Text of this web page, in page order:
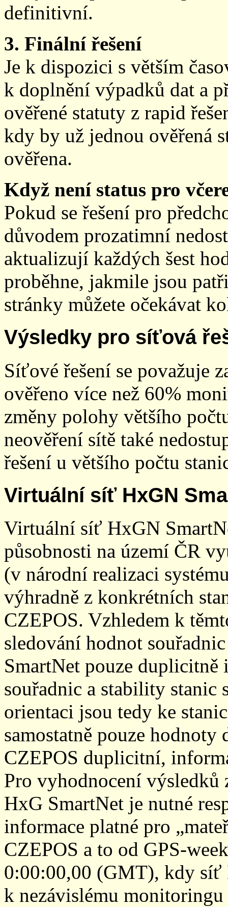
definitivní.
3. Finální řešení
Je k dispozici s větším
k doplnění výpadků dat a
ověřené statuty z rapid
kdy by už jednou ověřená
ověřena.
Když není status pro
Pokud se řešení pro
důvodem prozatimní
aktualizují každých šest
proběhne, jakmile jsou
stránky můžete očekávat
Výsledky pro síťová
Síťové řešení se považuje
ověřeno více než 60%
změny polohy většího
neověření sítě také
řešení u většího počtu
Virtuální síť HxGN
Virtuální síť HxGN
působnosti na území ČR
(v národní realizaci
výhradně z konkrétních
CZEPOS. Vzhledem k
sledování hodnot
SmartNet pouze
souřadnic a stability stanic
orientaci jsou tedy ke
samostatně pouze
CZEPOS duplicitní,
Pro vyhodnocení
HxG SmartNet je nutné
informace platné pro
CZEPOS a to od GPS-
0:00:00,00 (GMT), kdy síť
k nezávislému